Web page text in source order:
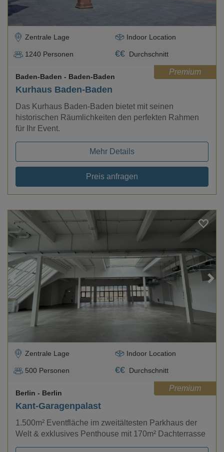
Zentrale Lage Indoor Location
1240 Personen €€ Durchschnitt
Premium
Kurhaus Baden-Baden
Baden-Baden - Baden-Baden
Das Kurhaus Baden-Baden bietet mit seinen
historischen Räumlichkeiten den perfekten Rahmen
für Ihr Event.
Mehr Details
Preis anfragen
Zentrale Lage Indoor Location
500 Personen €€ Durchschnitt
Premium
Kant-Garagenpalast
Berlin - Berlin
1.500m² Eventfläche im zweitältesten Parkhaus der
Welt & exklusives Penthouse mit 170m² Dachterrasse